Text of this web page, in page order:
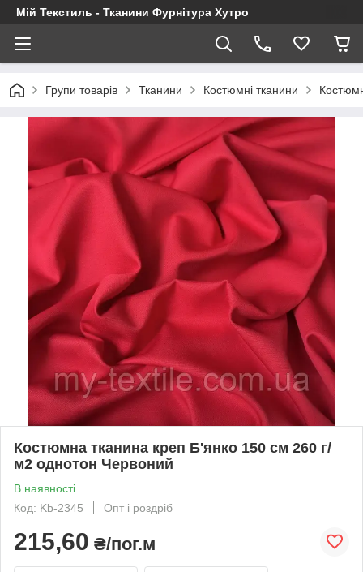
Мій Текстиль - Тканини Фурнітура Хутро
Групи товарів Тканини Костюмні тканини
Костюмна тканина креп Б'янко 150 см 260 г/
м2 однотон Червоний
В наявності
Код: Kb-2345
Опт і роздріб
215,60 ₴/пог.м